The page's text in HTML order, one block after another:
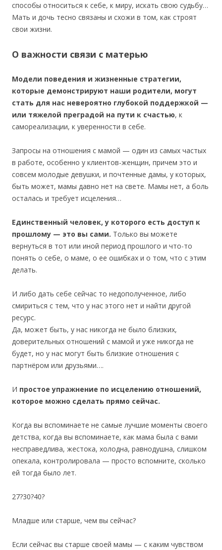
способы относиться к себе, к миру, искать свою судьбу…
Мать и дочь тесно связаны и схожи в том, как строят
свои жизни.
О важности связи с матерью
Модели поведения и жизненные стратегии,
которые демонстрируют наши родители, могут
стать для нас невероятно глубокой поддержкой —
или тяжелой преградой на пути к счастью, к
самореализации, к уверенности в себе.
Запросы на отношения с мамой — один из самых частых
в работе, особенно у клиентов-женщин, причем это и
совсем молодые девушки, и почтенные дамы, у которых,
быть может, мамы давно нет на свете. Мамы нет, а боль
осталась и требует исцеления…
Единственный человек, у которого есть доступ к
прошлому — это вы сами. Только вы можете
вернуться в тот или иной период прошлого и что-то
понять о себе, о маме, о ее ошибках и о том, что с этим
делать.
И либо дать себе сейчас то недополученное, либо
смириться с тем, что у нас этого нет и найти другой
ресурс.
Да, может быть, у нас никогда не было близких,
доверительных отношений с мамой и уже никогда не
будет, но у нас могут быть близкие отношения с
партнёром или друзьями….
И простое упражнение по исцелению отношений,
которое можно сделать прямо сейчас.
Когда вы вспоминаете не самые лучшие моменты своего
детства, когда вы вспоминаете, как мама была с вами
несправедлива, жестока, холодна, равнодушна, слишком
опекала, контролировала — просто вспомните, сколько
ей тогда было лет.
27?30?40?
Младше или старше, чем вы сейчас?
Если сейчас вы старше своей мамы — с каким чувством